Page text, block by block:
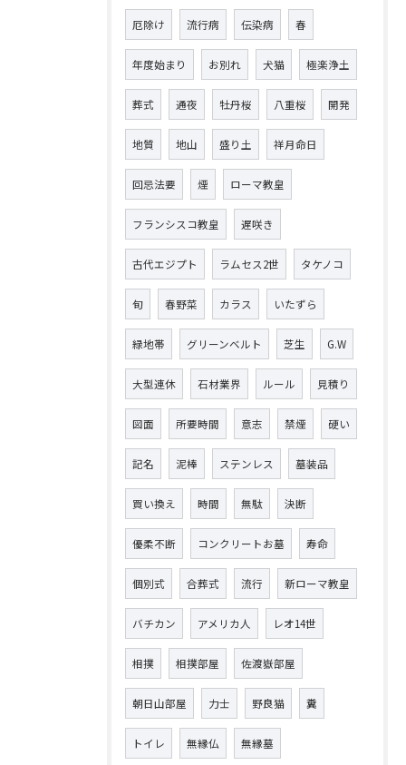
厄除け 流行病 伝染病 春
年度始まり お別れ 犬猫 極楽浄土
葬式 通夜 牡丹桜 八重桜 開発
地質 地山 盛り土 祥月命日
回忌法要 煙 ローマ教皇
フランシスコ教皇 遅咲き
古代エジプト ラムセス2世 タケノコ
旬 春野菜 カラス いたずら
緑地帯 グリーンベルト 芝生 G.W
大型連休 石材業界 ルール 見積り
図面 所要時間 意志 禁煙 硬い
記名 泥棒 ステンレス 墓装品
買い換え 時間 無駄 決断
優柔不断 コンクリートお墓 寿命
個別式 合葬式 流行 新ローマ教皇
バチカン アメリカ人 レオ14世
相撲 相撲部屋 佐渡嶽部屋
朝日山部屋 力士 野良猫 糞
トイレ 無縁仏 無縁墓